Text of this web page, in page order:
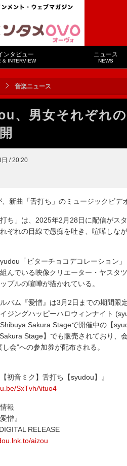
ンタビュー
& INTERVIEW
ニュース
NEWS
音楽ニュース
、男女それぞれの
/ 20:20
新曲「舌打ち」のミュージックビデ
ち」は、2025年2月28日に配信がス
ぞれの目線で愚痴を吐き、喧嘩しな
「ビターチョコデコレーション
んでいる映像クリエーター・ヤスタ
プルの喧嘩が描かれている。
バム『愛憎』は3月2日までの期間限
ジングハッピーハロウィンナイト
Sakura Stageで開催中の【
Stage】でも販売されており、
し会”への参加券が配布される。
初音ミク】舌打ち【syudou】』
SxTvhAituo4
報
憎』
RELEASE
aizou